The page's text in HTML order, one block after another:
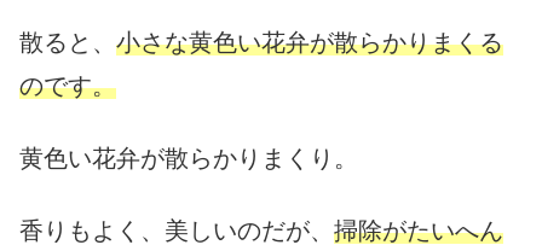
散ると、 小さな黄色い花弁が散らかりまくる
のです。
黄色い花弁が散らかりまくり。
香りもよく、美しいのだが、 掃除がたいへん